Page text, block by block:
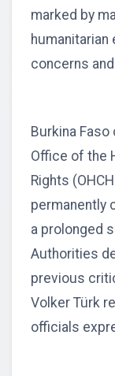
marked by
concerns
Burkina
Office of the
Rights
permanently
a prolonged
Authorities
previous
Volker Türk
officials